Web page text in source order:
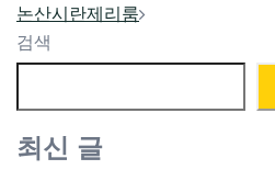
navigation
논산시란제리룸
검색
최신 글